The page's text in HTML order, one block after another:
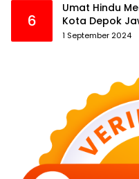
6
Umat Hindu
Kota Depok
1 September 2024